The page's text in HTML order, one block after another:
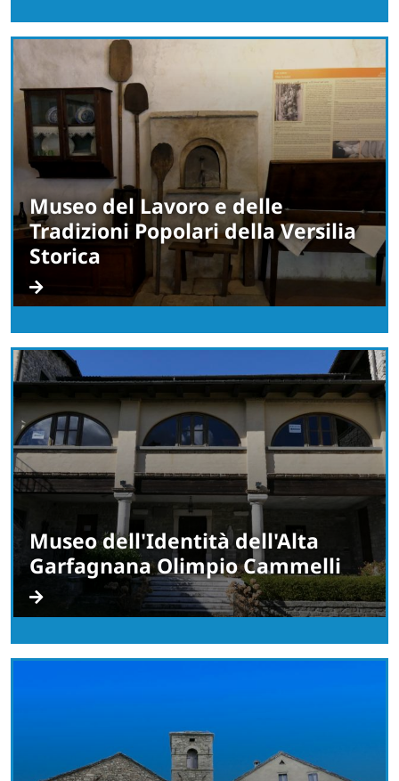
Museo del Lavoro e delle
Tradizioni Popolari della Versilia
Storica
Museo dell'Identità dell'Alta
Garfagnana Olimpio Cammelli